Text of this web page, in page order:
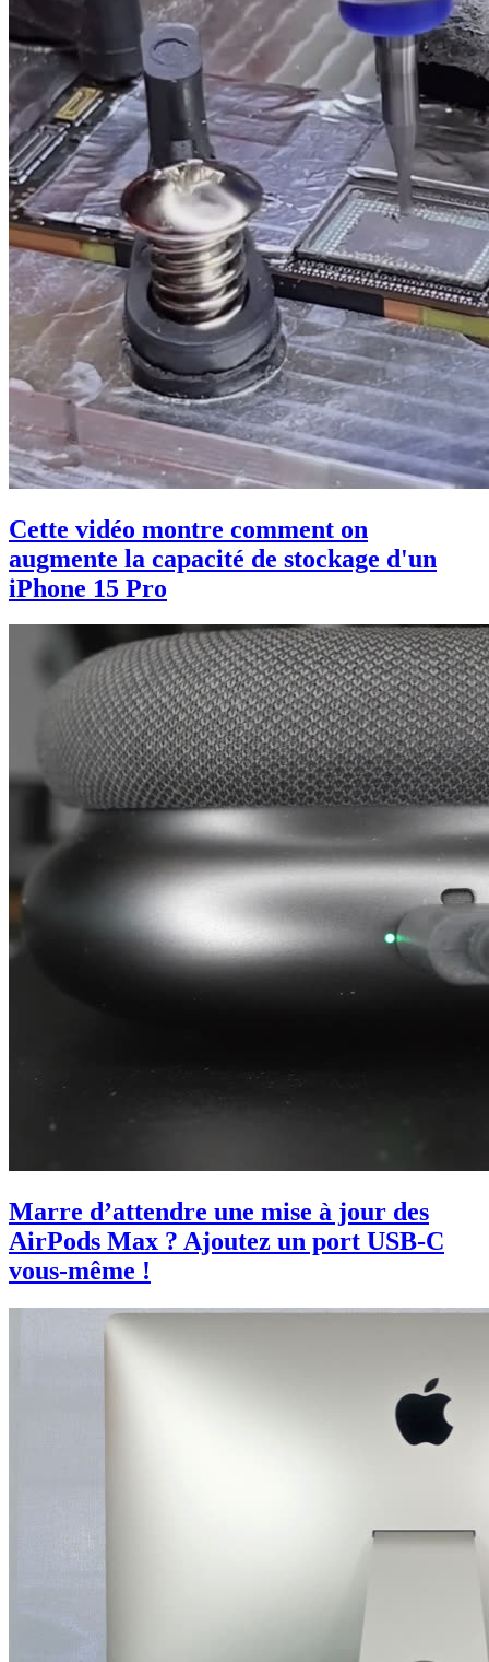
Cette vidéo montre comment on
augmente la capacité de stockage d'un
iPhone 15 Pro
Marre d’attendre une mise à jour des
AirPods Max ? Ajoutez un port USB-C
vous-même !